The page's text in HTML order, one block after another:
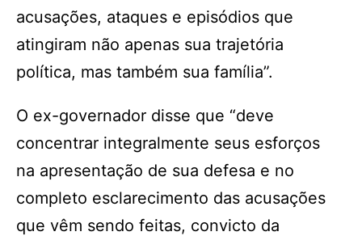
acusações, ataques e episódios que
atingiram não apenas sua trajetória
política, mas também sua família”.
O ex-governador disse que “deve
concentrar integralmente seus esforços
na apresentação de sua defesa e no
completo esclarecimento das acusações
que vêm sendo feitas, convicto da